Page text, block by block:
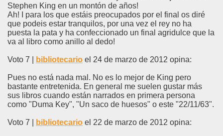
Stephen King en un montón de años!
Ah! I para los que estáis preocupados por el final os diré
que podeis estar tranquilos, por una vez el rey no ha
puesta la pata y ha confeccionado un final agridulce que la
va al libro como anillo al dedo!
Voto 7 | bibliotecario el 24 de marzo de 2012 opina:
Pues no está nada mal. No es lo mejor de King pero
bastante entretenida. En general me suelen gustar más
sus libros cuando están narrados en primera persona
como "Duma Key", "Un saco de huesos" o este "22/11/63".
Voto 7 | bibliotecario el 22 de marzo de 2012 opina: